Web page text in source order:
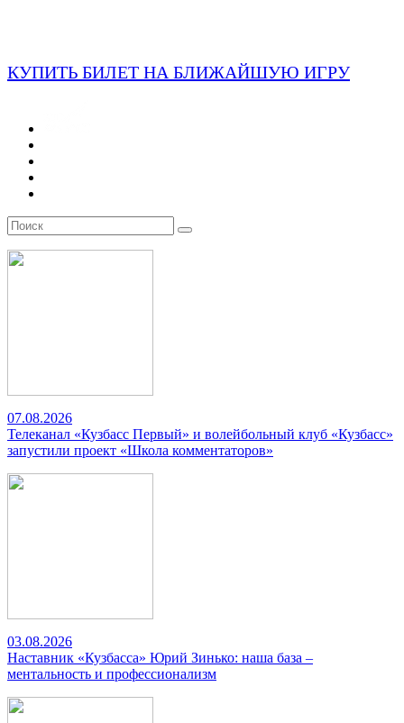
КУПИТЬ БИЛЕТ НА БЛИЖАЙШУЮ ИГРУ
07.08.2026
Телеканал «Кузбасс Первый» и волейбольный клуб «Кузбасс»
запустили проект «Школа комментаторов»
03.08.2026
Наставник «Кузбасса» Юрий Зинько: наша база –
ментальность и профессионализм